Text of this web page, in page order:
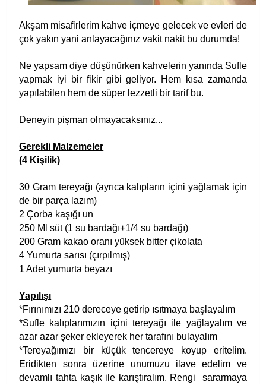
Akşam misafirlerim kahve içmeye gelecek ve evleri de
çok yakın yani anlayacağınız vakit nakit bu durumda!
Ne yapsam diye düşünürken kahvelerin yanında Sufle
yapmak iyi bir fikir gibi geliyor. Hem kısa zamanda
yapılabilen hem de süper lezzetli bir tarif bu.
Deneyin pişman olmayacaksınız...
Gerekli Malzemeler
(4 Kişilik)
30 Gram tereyağı (ayrıca kalıpların içini yağlamak için
de bir parça lazım)
2 Çorba kaşığı un
250 Ml süt (1 su bardağı+1/4 su bardağı)
200 Gram kakao oranı yüksek bitter çikolata
4 Yumurta sarısı (çırpılmış)
1 Adet yumurta beyazı
Yapılışı
*Fırınımızı 210 dereceye getirip ısıtmaya başlayalım
*Sufle kalıplarımızın içini tereyağı ile yağlayalım ve
azar azar şeker ekleyerek her tarafını bulayalım
*Tereyağımızı bir küçük tencereye koyup eritelim.
Eridikten sonra üzerine unumuzu ilave edelim ve
devamlı tahta kaşık ile karıştıralım. Rengi sararmaya